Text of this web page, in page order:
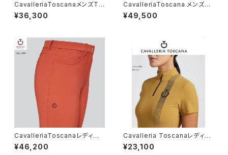
CavalleriaToscanaメンズTシ
ャツ TSU086JE022
¥36,300
CavalleriaToscana メンズト
レーニングポロ POU396JE15
5
¥49,500
CavalleriaToscanaレディー
ス膝グリップキュロットPADN22
AJE010
¥46,200
Cavalleria Toscanaレディー
ス SSシャツ CAD269 JE022.
¥23,100